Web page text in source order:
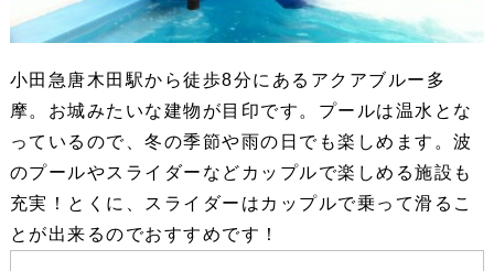
小田急唐木田駅から徒歩8分にあるアクアブルー多
摩。お城みたいな建物が目印です。プールは温水とな
っているので、冬の季節や雨の日でも楽しめます。波
のプールやスライダーなどカップルで楽しめる施設も
充実！とくに、スライダーはカップルで乗って滑るこ
とが出来るのでおすすめです！